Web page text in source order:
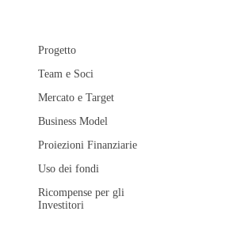
Progetto
Team e Soci
Mercato e Target
Business Model
Proiezioni Finanziarie
Uso dei fondi
Ricompense per gli
Investitori